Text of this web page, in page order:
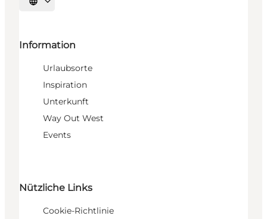
Sprache auswählen
Information
Urlaubsorte
Inspiration
Unterkunft
Way Out West
Events
Nützliche Links
Cookie-Richtlinie